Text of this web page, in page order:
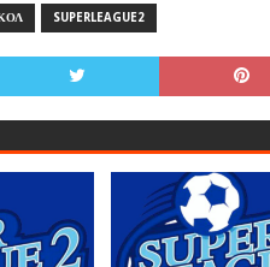
SUPERLEAGUE2